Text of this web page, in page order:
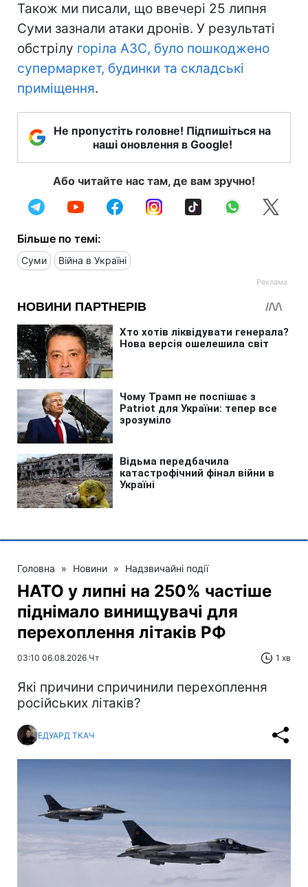
Також ми писали, що ввечері 25 липня
Суми зазнали атаки дронів. У результаті
обстрілу горіла АЗС, було пошкоджено
супермаркет, будинки та складські
приміщення.
Не пропустіть головне! Підпишіться на
наші оновлення в Google!
Або читайте нас там, де вам зручно!
Більше по темі:
Суми Війна в Україні
Головна » Новини » Надзвичайні події
НАТО у липні на 250% частіше
піднімало винищувачі для
перехоплення літаків РФ
03:10 06.08.2026 Чт 1 хв
Які причини спричинили перехоплення
російських літаків?
ЕДУАРД ТКАЧ